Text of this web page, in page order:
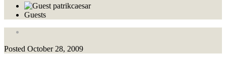
Guests
Posted October 28, 2009